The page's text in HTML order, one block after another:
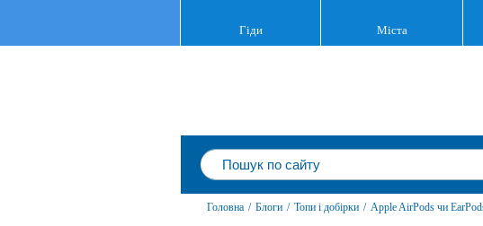
Гіди Міста
Головна / Блоги / Топи і добірки / Apple AirPods чи